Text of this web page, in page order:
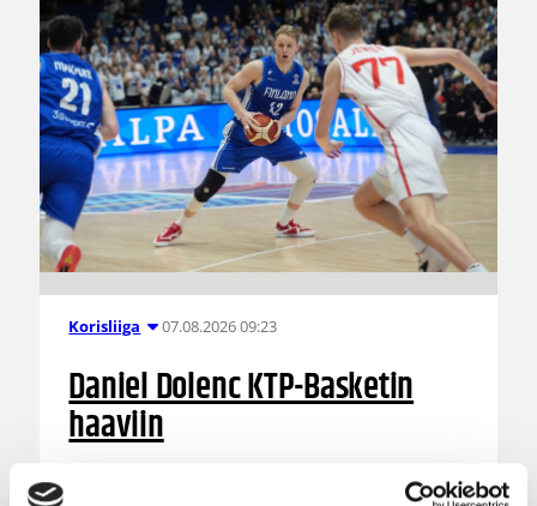
Korisliiga 07.08.2026 09:23
Daniel Dolenc KTP-Basketin
haaviin
Dolenc on rakentanut pitkän ammattilaisuran